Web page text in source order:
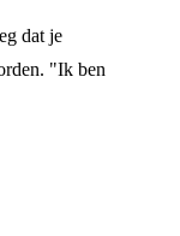
dat je
"Ik ben